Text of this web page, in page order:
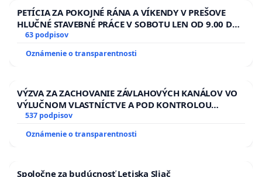
PETÍCIA ZA POKOJNÉ RÁNA A VÍKENDY V PREŠOVE
HLUČNÉ STAVEBNÉ PRÁCE V SOBOTU LEN OD 9.00 DO
13.00 HOD., CEZ PRACOVNÝ TÝŽDEŇ CIEĽ 8.00 – 18.00
HOD. A PRAVIDELNÁ KONTROLA STAVBY C-AREA NA
ĎUMBIERSKEJ/MAGU
63 podpisov
Oznámenie o transparentnosti
VÝZVA ZA ZACHOVANIE ZÁVLAHOVÝCH KANÁLOV VO
VÝLUČNOM VLASTNÍCTVE A POD KONTROLOU
SLOVENSKEJ REPUBLIKY & žiadosť na riešenie
zanedbaného stavu závlahových a odvodňovacích
kanálov na Slovensku
537 podpisov
Oznámenie o transparentnosti
Spoločne za budúcnosť Letiska Sliač